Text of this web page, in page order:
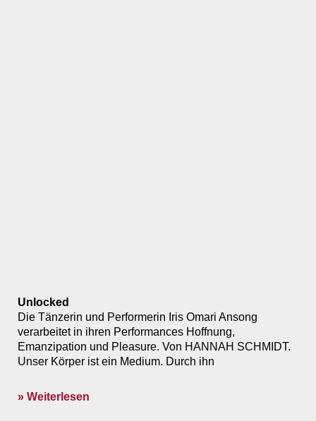
Unlocked
Die Tänzerin und Performerin Iris Omari Ansong
verarbeitet in ihren Performances Hoffnung,
Emanzipation und Pleasure. Von HANNAH SCHMIDT.
Unser Körper ist ein Medium. Durch ihn
» Weiterlesen